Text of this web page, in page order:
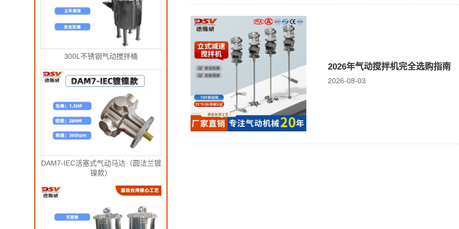
300L不锈钢气动搅拌桶
DAM7-IEC活塞式气动马达（圆法兰镀
镍款）
2026年气动搅拌机完全选购指南
2026-08-03